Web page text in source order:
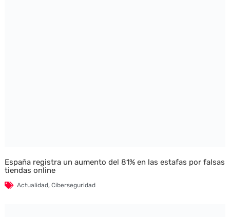
España registra un aumento del 81% en las estafas por falsas
tiendas online
Actualidad, Ciberseguridad